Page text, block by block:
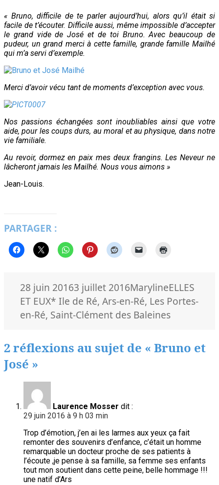
« Bruno, difficile de te parler aujourd’hui, alors qu’il était si
facile de t’écouter. Difficile aussi, même impossible d’accepter
le grand vide de José et de toi Bruno. Avec beaucoup de
pudeur, un grand merci à cette famille, grande famille Mailhé
qui m’a servi d’exemple.
Merci d’avoir vécu tant de moments d’exception avec vous.
Nos passions échangées sont inoubliables ainsi que votre
aide, pour les coups durs, au moral et au physique, dans notre
vie familiale.
Au revoir, dormez en paix mes deux frangins. Les Neveur ne
lâcheront jamais les Mailhé. Nous vous aimons »
Jean-Louis.
PARTAGER :
Publié
le
28 juin 20163 juillet 2016Auteur
MarylineCatégories
ELLES
ET EUXMots-
clés
* Ile de Ré,Ars-en-Ré, Les Portes-
en-Ré, Saint-Clément des Baleines
2 réflexions au sujet de « Bruno et
José »
Laurence Mosser dit :
29 juin 2016 à 9 h 03 min
Trop d’émotion, j’en ai les larmes aux yeux ça fait
remonter des souvenirs d’enfance, c’était un homme
remarquable un docteur proche de ses patients à
l’écoute ,je pense à sa famille, sa femme ses enfants
tout mon soutient dans cette peine, belle hommage !!!
une natif d’Ars